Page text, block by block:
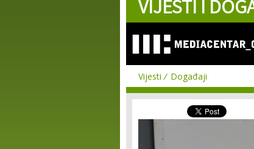
VIJESTI I
Vijesti Događaji